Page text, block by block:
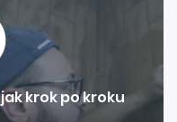
jak krok po kroku